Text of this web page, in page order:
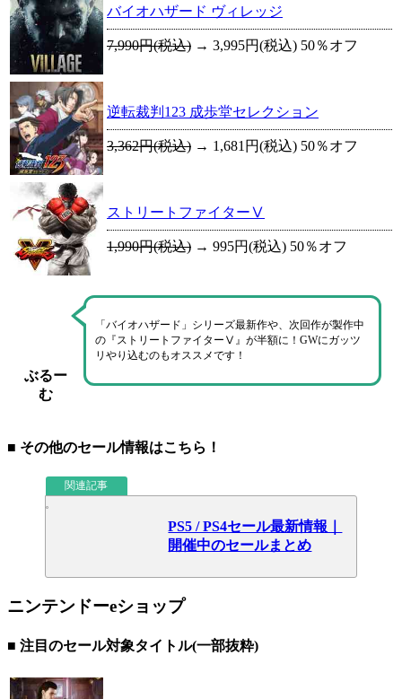
バイオハザード ヴィレッジ
7,990円(税込) → 3,995円(税込) 50％オフ
逆転裁判123 成歩堂セレクション
3,362円(税込) → 1,681円(税込) 50％オフ
ストリートファイターⅤ
1,990円(税込) → 995円(税込) 50％オフ
ぶるー
む
「バイオハザード」シリーズ最新作や、次回作が製作中
の『ストリートファイターⅤ』が半額に！GWにガッツ
リやり込むのもオススメです！
■ その他のセール情報はこちら！
関連記事
PS5 / PS4セール最新情報｜
開催中のセールまとめ
ニンテンドーeショップ
■ 注目のセール対象タイトル(一部抜粋)